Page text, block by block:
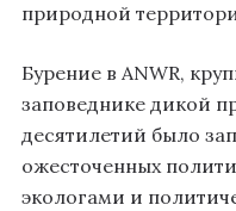
природной
Бурение в ANWR,
заповеднике дикой
десятилетий было
ожесточенных
экологами и